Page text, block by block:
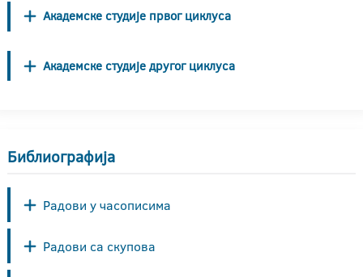
Академске студије првог циклуса
Академске студије другог циклуса
Библиографија
Радови у часописима
Радови са скупова